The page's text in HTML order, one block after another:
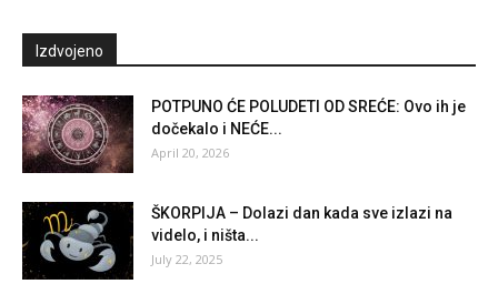
Izdvojeno
POTPUNO ĆE POLUDETI OD SREĆE: Ovo ih je
dočekalo i NEĆE...
April 20, 2026
ŠKORPIJA – Dolazi dan kada sve izlazi na
videlo, i ništa...
July 22, 2025